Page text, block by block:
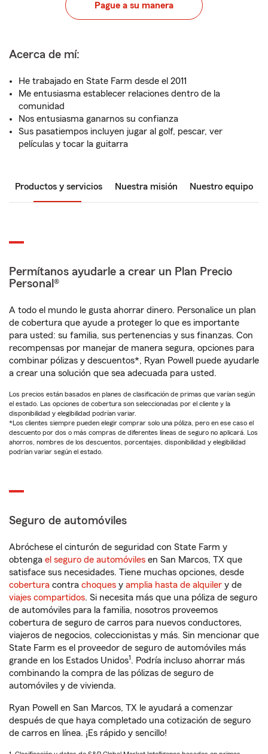
Pague a su manera
Acerca de mí:
He trabajado en State Farm desde el 2011
Me entusiasma establecer relaciones dentro de la
comunidad
Nos entusiasma ganarnos su confianza
Sus pasatiempos incluyen jugar al golf, pescar, ver
películas y tocar la guitarra
Productos y servicios Nuestra misión Nuestro equipo
Permítanos ayudarle a crear un Plan Precio
Personal®
A todo el mundo le gusta ahorrar dinero. Personalice un plan
de cobertura que ayude a proteger lo que es importante
para usted: su familia, sus pertenencias y sus finanzas. Con
recompensas por manejar de manera segura, opciones para
combinar pólizas y descuentos*, Ryan Powell puede ayudarle
a crear una solución que sea adecuada para usted.
Los precios están basados en planes de clasificación de primas que varían según
el estado. Las opciones de cobertura son seleccionadas por el cliente y la
disponibilidad y elegibilidad podrían variar.
*Los clientes siempre pueden elegir comprar solo una póliza, pero en ese caso el
descuento por dos o más compras de diferentes líneas de seguro no aplicará. Los
ahorros, nombres de los descuentos, porcentajes, disponibilidad y elegibilidad
podrían variar según el estado.
Seguro de automóviles
Abróchese el cinturón de seguridad con State Farm y
obtenga el seguro de automóviles en San Marcos, TX que
satisface sus necesidades. Tiene muchas opciones, desde
cobertura contra choques y amplia hasta de alquiler y de
viajes compartidos. Si necesita más que una póliza de seguro
de automóviles para la familia, nosotros proveemos
cobertura de seguro de carros para nuevos conductores,
viajeros de negocios, coleccionistas y más. Sin mencionar que
State Farm es el proveedor de seguro de automóviles más
grande en los Estados Unidos1. Podría incluso ahorrar más
combinando la compra de las pólizas de seguro de
automóviles y de vivienda.
Ryan Powell en San Marcos, TX le ayudará a comenzar
después de que haya completado una cotización de seguro
de carros en línea. ¡Es rápido y sencillo!